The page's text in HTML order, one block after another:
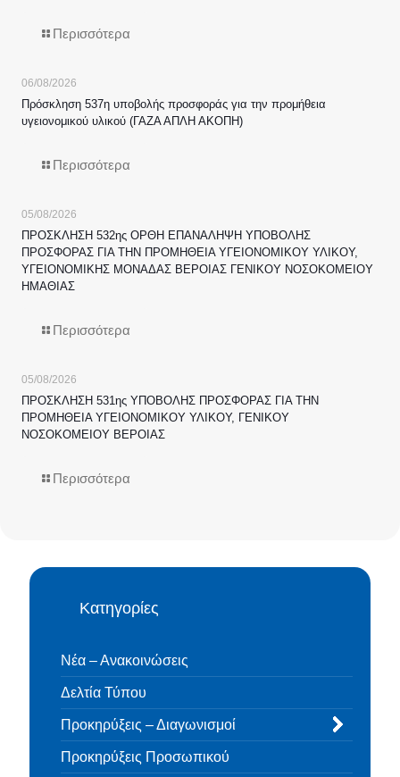
Περισσότερα
06/08/2026
Πρόσκληση 537η υποβολής προσφοράς για την προμήθεια
υγειονομικού υλικού (ΓΑΖΑ ΑΠΛΗ ΑΚΟΠΗ)
Περισσότερα
05/08/2026
ΠΡΟΣΚΛΗΣΗ 532ης ΟΡΘΗ ΕΠΑΝΑΛΗΨΗ ΥΠΟΒΟΛΗΣ
ΠΡΟΣΦΟΡΑΣ ΓΙΑ ΤΗΝ ΠΡΟΜΗΘΕΙΑ ΥΓΕΙΟΝΟΜΙΚΟΥ ΥΛΙΚΟΥ,
ΥΓΕΙΟΝΟΜΙΚΗΣ ΜΟΝΑΔΑΣ ΒΕΡΟΙΑΣ ΓΕΝΙΚΟΥ ΝΟΣΟΚΟΜΕΙΟΥ
ΗΜΑΘΙΑΣ
Περισσότερα
05/08/2026
ΠΡΟΣΚΛΗΣΗ 531ης ΥΠΟΒΟΛΗΣ ΠΡΟΣΦΟΡΑΣ ΓΙΑ ΤΗΝ
ΠΡΟΜΗΘΕΙΑ ΥΓΕΙΟΝΟΜΙΚΟΥ ΥΛΙΚΟΥ, ΓΕΝΙΚΟΥ
ΝΟΣΟΚΟΜΕΙΟΥ ΒΕΡΟΙΑΣ
Περισσότερα
Κατηγορίες
Νέα – Ανακοινώσεις
Δελτία Τύπου
Προκηρύξεις – Διαγωνισμοί
Προκηρύξεις Προσωπικού